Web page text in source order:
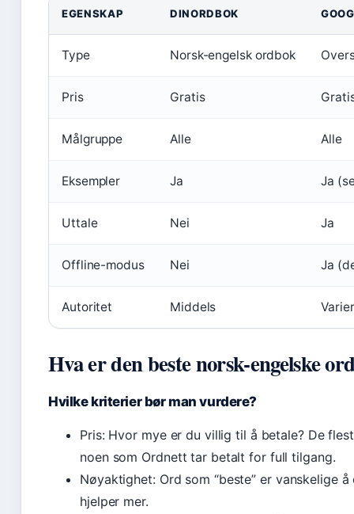
EGENSKAP DINORDBOK
Type Norsk-engelsk ordbok
Pris Gratis
Målgruppe Alle Alle
Eksempler Ja Ja
Uttale Nei Ja
Offline-modus Nei Ja
Autoritet Middels
Hva er den beste norsk-engelske
Hvilke kriterier bør man vurdere?
Pris: Hvor mye er du villig til å betale? De
noen som Ordnett tar betalt for full tilgang.
Nøyaktighet: Ord som “beste” er vanskelige
hjelper mer.